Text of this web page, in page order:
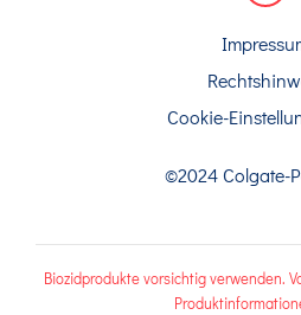
©2024 Colgate-
Cookie-
Biozidprodukte vorsichtig verwenden.